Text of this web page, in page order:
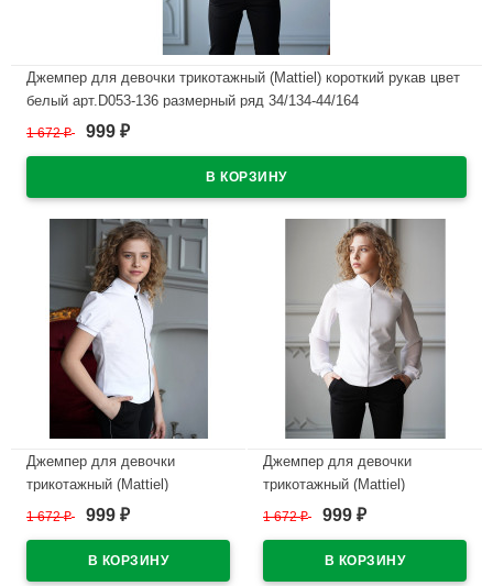
Джемпер для девочки трикотажный (Mattiel) короткий рукав цвет
белый арт.D053-136 размерный ряд 34/134-44/164
В наличии
1 672₽ 999 ₽
Джемпер для девочки
трикотажный (Mattiel)
короткий рукав цвет белый
34/134-44/164
1 672₽ 999 ₽
Джемпер для девочки
трикотажный (Mattiel)
длинный рукав цвет белый
34/128-44/164
1 672₽ 999 ₽